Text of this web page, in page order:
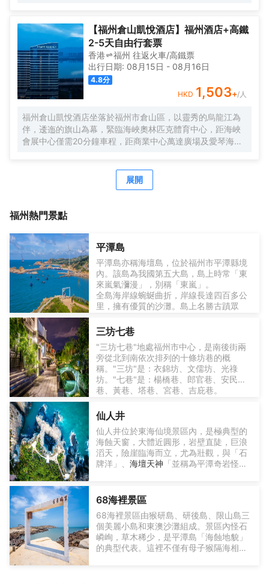
怡人的閩江風光盡收眼底。 融僑文化藝術中心、閩江公園近
在身旁，萬象城、蘇寧寶龍商圈咫尺之遙；僅15分鐘車程，
便可抵達充滿閩文化底藴的三坊七巷、見證八閩商貿輝煌的
上下杭歷史街區，以及充滿文藝氣息的煙台山公園。
【福州倉山凱悅酒店】福州酒店+高鐵
2-5天自由行套票
香港 福州 往返火車/高鐵票
出行日期: 08月15日 - 08月16日
4.8分
HKD 1,503+/人
福州倉山凱悅酒店坐落於福州市倉山區，以靈秀的烏龍江為
伴，逶迤的旗山為幕，緊臨海峽奧林匹克體育中心，距海峽
會展中心僅需20分鐘車程，距商業中心萬達廣場及愛琴海購
設計主題，設有中央花園及沿江慢跑步道，是一座傳統與現
代設計結合的藝術宅邸。 酒店擁有不同設計風格的客房和套
亮的落地窗，絕大多數客房可欣賞到壯麗遼闊的烏龍江景和
驗凱悅久負盛名的美食體驗，又可於室內江景恒温泳池和健
身中心盡情放鬆。超過2629平方米的會議宴會空間，包含享
有自然採光的1200平方米大宴會廳和8間多功能廳，以及靈
動多樣的空間如：室內車展空間、戶外草坪、空中花園等為
會議活動帶來更多可能。
展開
福州熱門景點
平潭島
平潭島亦稱海壇島，位於福州市平潭縣境
內。該島為我國第五大島，島上時常「東
來嵐氣瀰漫」，別稱「東嵐」。
全島海岸線蜿蜒曲折，岸線長達四百多公
里，擁有優質的沙灘。島上名勝古蹟眾
井、一片瓦、殼丘頭遺址等，還有龍鳳頭
度假村、壇南灣海濱浴場等休閒場所，是
濱海旅遊度假的勝地。
平潭島北、東、南三面有長江澳、海壇
灣、壇南灣三大海濱沙灘，沙質細白，海
水清澈湛藍，相互連接，背後有蔥鬱的防
護林帶，海上有島嶼岩礁，景觀十分宜
人。
島外交通
高鐵：福州南站至平潭站僅需40分鐘。
小時，跨海大橋沿途風光壯麗。
渡輪：從福州馬尾港乘船，適合時間充裕
的遊客。
島內交通
租車/電動車：景點分散，推薦租車自駕或
電動車騎行（經典路線：龍王頭沙灘→長
出租車不打錶，建議提前議價。
電動車出行請注意安全。
三坊七巷
"三坊七巷"地處福州市中心，是南後街兩
旁從北到南依次排列的十條坊巷的概
稱。"三坊"是：衣錦坊、文儒坊、光祿
坊。"七巷"是：楊橋巷、郎官巷、安民
巷、黃巷、塔巷、宮巷、吉庇巷。
是一整片的古民居，它從明朝開始初建，
經過明清兩代數百年的歷史，大部分建築
仍保存完好，街區裏面有許多名人故居，
還有個民俗博物館。
俗話説，要了解一座城市並不一定要走遍
這座城市的大街小巷，可以選擇一條老
走過三坊七巷的同時，你也走近了福州。
仙人井
仙人井位於東海仙境景區內，是極典型的
海蝕天窗，大體近圓形，岩壁直陡，巨浪
滔天，險崖臨海而立，尤為壯觀，與「石
牌洋」、 海壇天神 「並稱為平潭奇岩怪石
而增添了一層神秘色彩。遊客可以沿著步
道深入景區，欣賞到壯觀的岩壁和清澈的
泉水，感受大自然的鬼斧神工。這裡的寧
靜與美麗讓人流連忘返，是一個遠離城市
喧囂、放鬆身心的理想之地。」
68海裡景區
68海裡景區由猴研島、研後島、限山島三
個美麗小島和東澳沙灘組成。景區內怪石
嶙峋，草木稀少，是平潭島「海蝕地貌」
的典型代表。這裡不僅有母子猴隔海相望